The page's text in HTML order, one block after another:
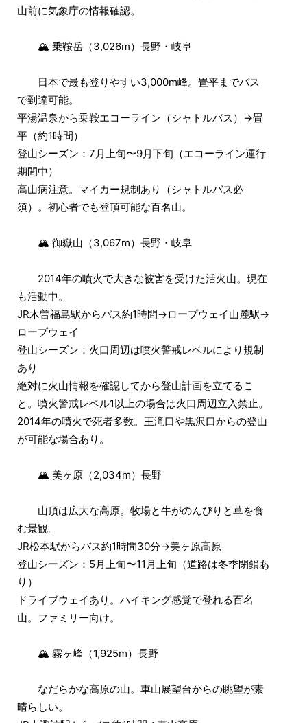
山前に気象庁の情報確認。
🏔 乗鞍岳（3,026m）長野・岐阜
日本で最も登りやすい3,000m峰。畳平までバス
で到達可能。
平湯温泉から乗鞍エコーライン（シャトルバス）→畳
平（約1時間）
登山シーズン：7月上旬〜9月下旬（エコーライン運行
期間中）
高山病注意。マイカー規制あり（シャトルバス必
須）。初心者でも登頂可能な百名山。
🏔 御嶽山（3,067m）長野・岐阜
2014年の噴火で大きな被害を受けた活火山。現在
も活動中。
JR木曽福島駅からバス約1時間→ロープウェイ山麓駅→
ロープウェイ
登山シーズン：火口周辺は噴火警戒レベルにより規制
あり
絶対に火山情報を確認してから登山計画を立てるこ
と。噴火警戒レベル1以上の場合は火口周辺立入禁止。
2014年の噴火で死者多数。王滝口や黒沢口からの登山
が可能な場合あり。
🏔 美ヶ原（2,034m）長野
山頂は広大な高原。牧場と牛がのんびりと草を食
む景観。
JR松本駅からバス約1時間30分→美ヶ原高原
登山シーズン：5月上旬〜11月上旬（道路は冬季閉鎖あ
り）
ドライブウェイあり。ハイキング感覚で登れる百名
山。ファミリー向け。
🏔 霧ヶ峰（1,925m）長野
なだらかな高原の山。車山展望台からの眺望が素
晴らしい。